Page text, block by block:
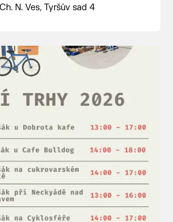
máje
průvod pro stárky
Buvola”
zábava na
bude hrát DH
N. Ves, Tyršův sad 4